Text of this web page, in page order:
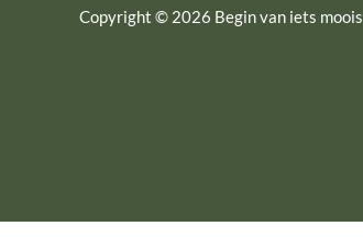
Copyright © 2026 Begin van iets moois